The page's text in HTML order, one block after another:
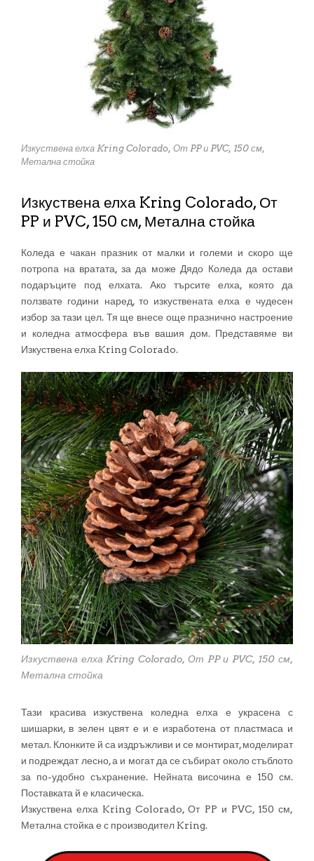
Изкуствена елха Kring Colorado, От PP и PVC, 150 см,
Метална стойка
Изкуствена елха Kring Colorado, От
PP и PVC, 150 см, Метална стойка
Коледа е чакан празник от малки и големи и скоро ще
потропа на вратата, за да може Дядо Коледа да остави
подаръците под елхата. Ако търсите елха, която да
ползвате години наред, то изкуствената елха е чудесен
избор за тази цел. Тя ще внесе още празнично настроение
и коледна атмосфера във вашия дом. Представяме ви
Изкуствена елха Kring Colorado.
Изкуствена елха Kring Colorado, От PP и PVC, 150 см,
Метална стойка
Тази красива изкуствена коледна елха е украсена с
шишарки, в зелен цвят е и е изработена от пластмаса и
метал. Клонките й са издръжливи и се монтират, моделират
и подреждат лесно, а и могат да се събират около стъблото
за по-удобно съхранение. Нейната височина е 150 см.
Поставката й е класическа.
Изкуствена елха Kring Colorado, От PP и PVC, 150 см,
Метална стойка е с производител Kring.